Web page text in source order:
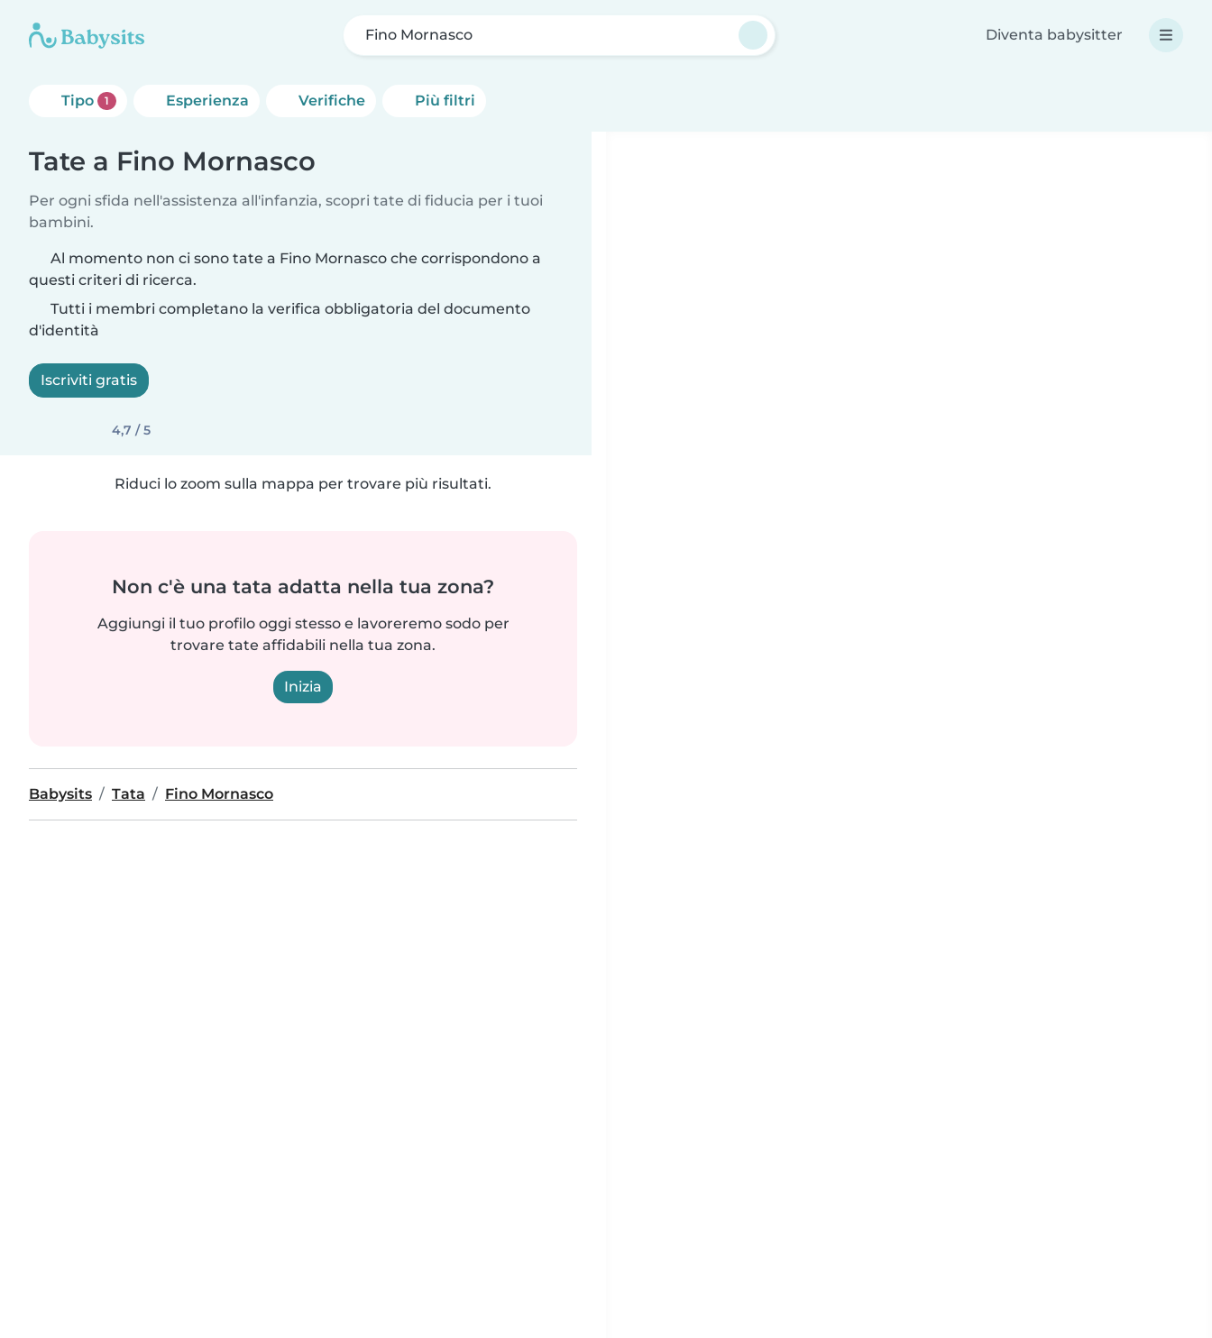
Fino Mornasco Diventa babysitter
Tipo 1 Esperienza Verifiche Più filtri
Tate a Fino Mornasco
Per ogni sfida nell'assistenza all'infanzia, scopri tate di fiducia per i tuoi
bambini.
Al momento non ci sono tate a Fino Mornasco che corrispondono a
questi criteri di ricerca.
Tutti i membri completano la verifica obbligatoria del documento
d'identità
Iscriviti gratis
4,7 / 5
Riduci lo zoom sulla mappa per trovare più risultati.
Non c'è una tata adatta nella tua zona?
Aggiungi il tuo profilo oggi stesso e lavoreremo sodo per
trovare tate affidabili nella tua zona.
Inizia
Babysits Tata Fino Mornasco